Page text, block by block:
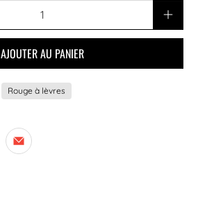
AJOUTER AU PANIER
Rouge à lèvres